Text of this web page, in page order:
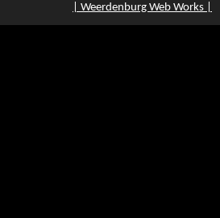
| Weerdenburg Web Works |